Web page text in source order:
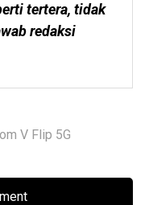
tertera, tidak
V Flip 5G